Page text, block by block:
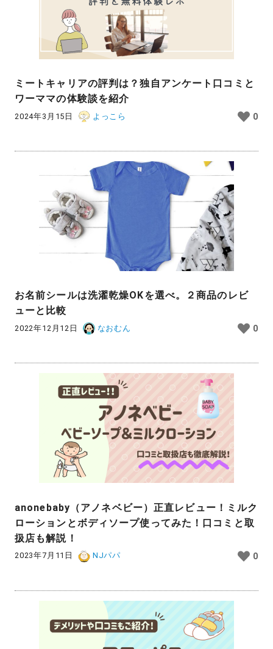
ミートキャリアの評判は？独自アンケート口コミと
ワーママの体験談を紹介
2024年3月15日 よっこら 0
お名前シールは洗濯乾燥OKを選べ。２商品のレビ
ューと比較
2022年12月12日 なおむん 0
anonebaby（アノネベビー）正直レビュー！ミルク
ローションとボディソープ使ってみた！口コミと取
扱店も解説！
2023年7月11日 NJパパ 0